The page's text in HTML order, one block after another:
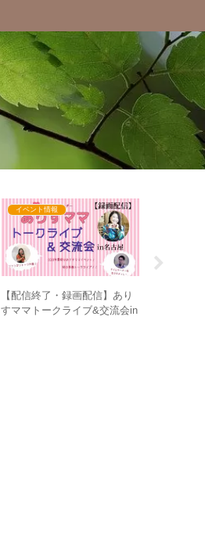
イベント情報
【配信終了・録画配信】あり
すママトークライブ&交流会in